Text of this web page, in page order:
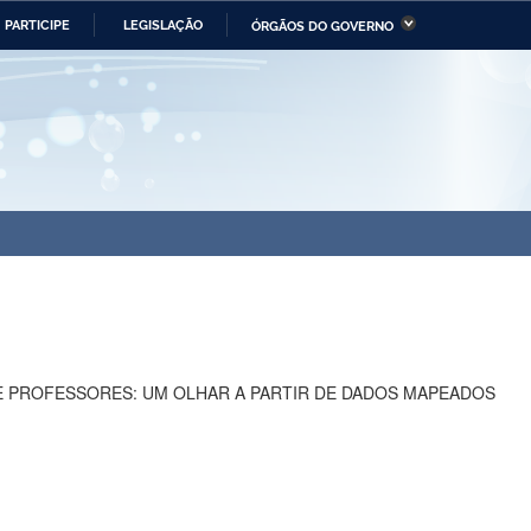
PARTICIPE LEGISLAÇÃO ÓRGÃOS DO GOVERNO
da Economia Ministério da Infraestrutura
UM OLHAR A PARTIR DE DADOS MAPEADOS